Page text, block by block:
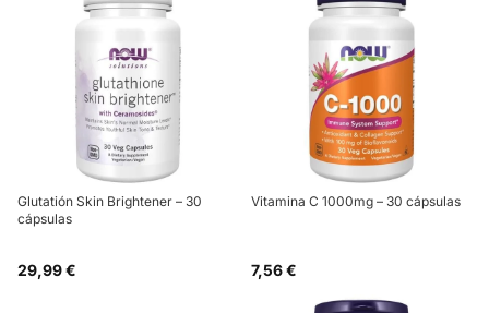
Glutatión Skin Brightener – 30
cápsulas
29,99 €
Vitamina C 1000mg – 30 cápsulas
7,56 €